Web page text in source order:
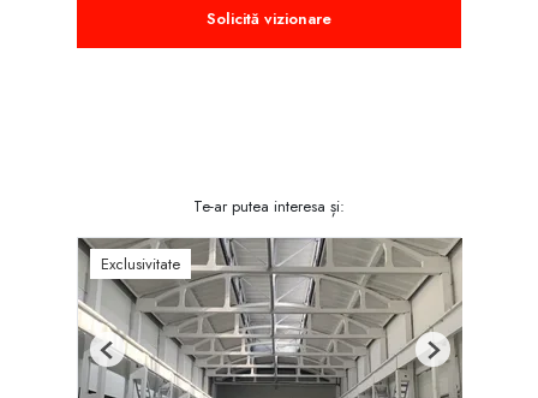
Solicită vizionare
Te-ar putea interesa și:
Exclusivitate
Previous Next